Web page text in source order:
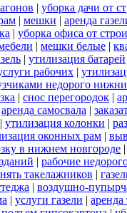
| уборка дачи от
| мешки | аренда
| уборка офиса от
| мешки белые |
| утилизация батарей
рабочих |
недорого
| снос перегородок |
аренда самосвала |
| утилизация колонки |
оконных рам |
в нижнем новгороде
| рабочие
такелажников |
| воздушно-
| услуги газели | аренда